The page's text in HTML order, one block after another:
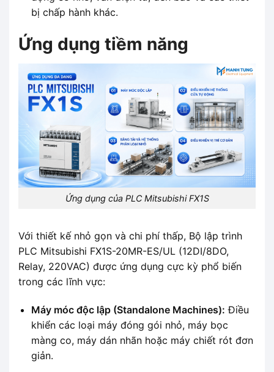
bị chấp hành khác.
Ứng dụng tiềm năng
Ứng dụng của PLC Mitsubishi FX1S
Với thiết kế nhỏ gọn và chi phí thấp, Bộ lập trình
PLC Mitsubishi FX1S-20MR-ES/UL (12DI/8DO,
Relay, 220VAC) được ứng dụng cực kỳ phổ biến
trong các lĩnh vực:
Máy móc độc lập (Standalone Machines): Điều
khiển các loại máy đóng gói nhỏ, máy bọc
màng co, máy dán nhãn hoặc máy chiết rót đơn
giản.